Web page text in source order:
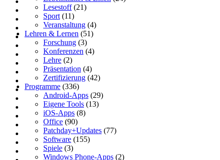
Lesestoff(21)
Sport (11)
Veranstaltung (4)
Lehren & Lernen (51)
Forschung (3)
Konferenzen (4)
Lehre (2)
Präsentation (4)
Zertifizierung (42)
Programme (336)
Android-Apps (29)
Eigene Tools (13)
iOS-Apps (8)
Office (90)
Patchday+Updates (77)
Software (155)
Spiele (3)
Windows Phone-Apps (2)